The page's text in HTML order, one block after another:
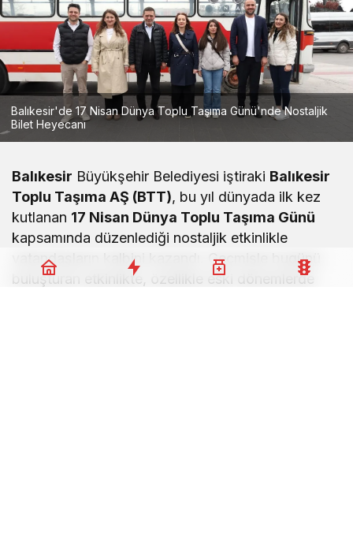
Balıkesir'de 17 Nisan Dünya Toplu Taşıma Günü'nde Nostaljik
Bilet Heyecanı
Balıkesir Büyükşehir Belediyesi iştiraki Balıkesir
Toplu Taşıma AŞ (BTT), bu yıl dünyada ilk kez
kutlanan 17 Nisan Dünya Toplu Taşıma Günü
kapsamında düzenlediği nostaljik etkinlikle
vatandaşların kalbini kazandı. Geçmişle bugünü
buluşturan etkinlikte, özellikle eski dönemlerde